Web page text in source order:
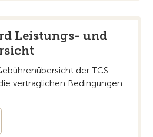
Leistungs- und
der TCS
vertraglichen Bedingungen